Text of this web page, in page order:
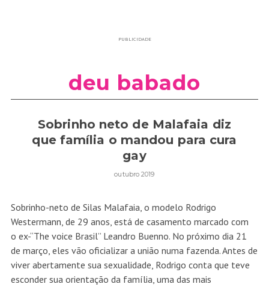
PUBLICIDADE
deu babado
Sobrinho neto de Malafaia diz
que família o mandou para cura
gay
outubro 2019
Sobrinho-neto de Silas Malafaia, o modelo Rodrigo
Westermann, de 29 anos, está de casamento marcado com
o ex-“The voice Brasil” Leandro Buenno. No próximo dia 21
de março, eles vão oficializar a união numa fazenda. Antes de
viver abertamente sua sexualidade, Rodrigo conta que teve
esconder sua orientação da família, uma das mais